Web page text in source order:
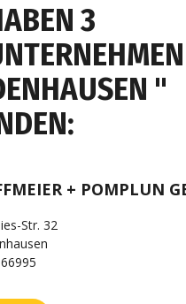
3
"
+ POMPLUN
Str. 32